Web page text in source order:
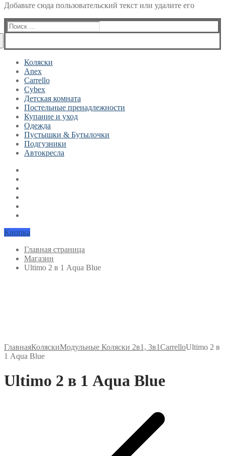
Добавьте сюда пользовательский текст или удалите его
Найти:
Коляски
Anex
Carrello
Cybex
Детская комната
Постельные пренадлежности
Купание и уход
Одежда
Пустышки & Бутылочки
Подгузники
Автокресла
Кнопка
Главная страница
Магазин
Ultimo 2 в 1 Aqua Blue
ГлавнаяКоляскиМодульные Коляски 2в1, 3в1CarrelloUltimo 2 в
1 Aqua Blue
Ultimo 2 в 1 Aqua Blue